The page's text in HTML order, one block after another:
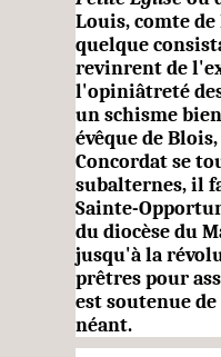
Louis, comte de
quelque
revinrent de
l'opiniâtreté
un schisme
évêque de
Con­cordat se
subalternes, il
Sainte-
du diocèse du
jusqu'à la
prêtres pour
est soutenue
néant.